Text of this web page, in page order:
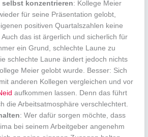
konzentrieren: Kollege Meier
für seine Präsentation gelobt,
positiven Quartalszahlen keine
Auch das ist ärgerlich und sicherlich für
ein Grund, schlechte Laune zu
schlechte Laune ändert jedoch nichts
Meier gelobt wurde. Besser: Sich
anderen Kollegen vergleichen und vor
aufkommen lassen. Denn das führt
die Arbeitsatmosphäre verschlechtert.
: Wer dafür sorgen möchte, dass
bei seinem Arbeitgeber angenehm